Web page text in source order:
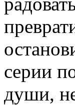
серии
души,